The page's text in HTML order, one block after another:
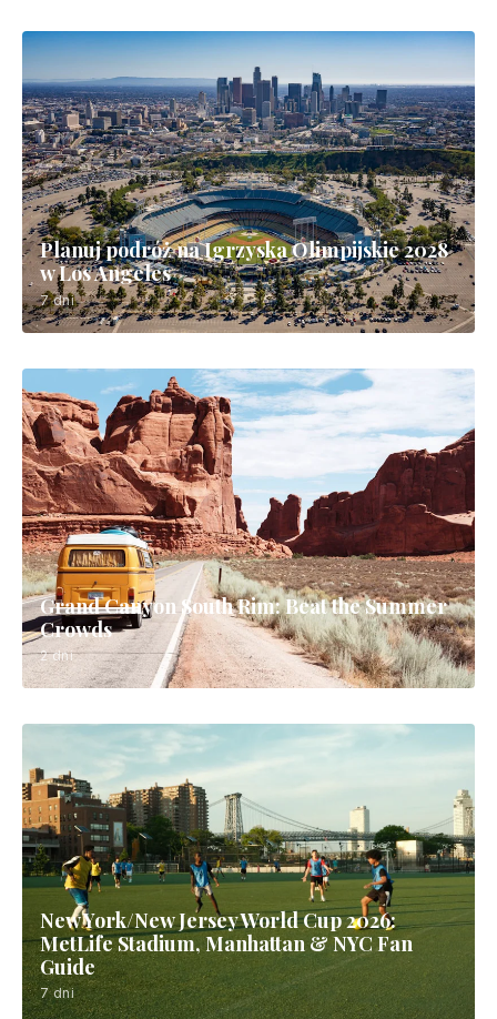
Planuj podróż na Igrzyska Olimpijskie 2028
w Los Angeles
7 dni
Grand Canyon South Rim: Beat the Summer
Crowds
2 dni
New York/New Jersey World Cup 2026:
MetLife Stadium, Manhattan & NYC Fan
Guide
7 dni